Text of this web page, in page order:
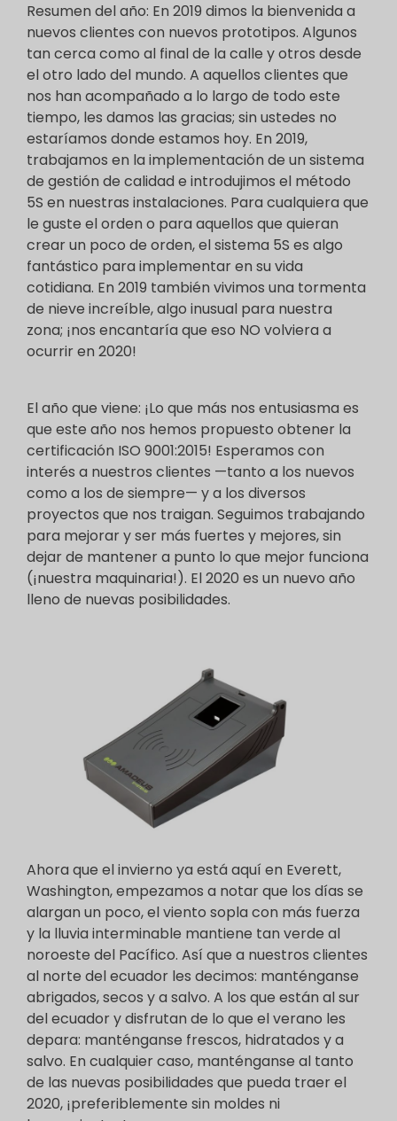
Resumen del año: En 2019 dimos la bienvenida a
nuevos clientes con nuevos prototipos. Algunos
tan cerca como al final de la calle y otros desde
el otro lado del mundo. A aquellos clientes que
nos han acompañado a lo largo de todo este
tiempo, les damos las gracias; sin ustedes no
estaríamos donde estamos hoy. En 2019,
trabajamos en la implementación de un sistema
de gestión de calidad e introdujimos el método
5S en nuestras instalaciones. Para cualquiera que
le guste el orden o para aquellos que quieran
crear un poco de orden, el sistema 5S es algo
fantástico para implementar en su vida
cotidiana. En 2019 también vivimos una tormenta
de nieve increíble, algo inusual para nuestra
zona; ¡nos encantaría que eso NO volviera a
ocurrir en 2020!
El año que viene: ¡Lo que más nos entusiasma es
que este año nos hemos propuesto obtener la
certificación ISO 9001:2015! Esperamos con
interés a nuestros clientes —tanto a los nuevos
como a los de siempre— y a los diversos
proyectos que nos traigan. Seguimos trabajando
para mejorar y ser más fuertes y mejores, sin
dejar de mantener a punto lo que mejor funciona
(¡nuestra maquinaria!). El 2020 es un nuevo año
lleno de nuevas posibilidades.
Ahora que el invierno ya está aquí en Everett,
Washington, empezamos a notar que los días se
alargan un poco, el viento sopla con más fuerza
y la lluvia interminable mantiene tan verde al
noroeste del Pacífico. Así que a nuestros clientes
al norte del ecuador les decimos: manténganse
abrigados, secos y a salvo. A los que están al sur
del ecuador y disfrutan de lo que el verano les
depara: manténganse frescos, hidratados y a
salvo. En cualquier caso, manténganse al tanto
de las nuevas posibilidades que pueda traer el
2020, ¡preferiblemente sin moldes ni